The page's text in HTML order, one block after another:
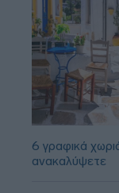
6 γραφικά
ανακαλύψετε